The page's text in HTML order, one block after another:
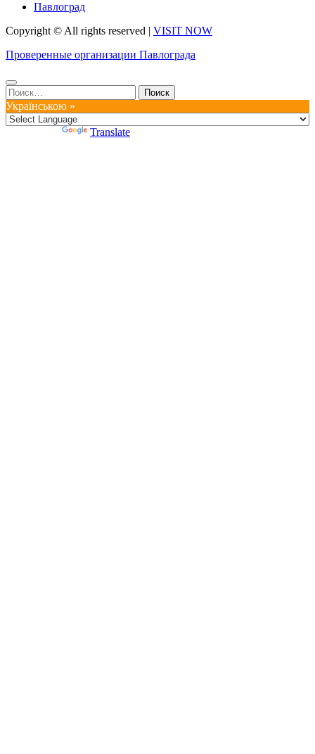
Павлоград
Copyright © All rights reserved | VISIT NOW
Проверенные организации Павлограда
Найти:
Українською »
Translate